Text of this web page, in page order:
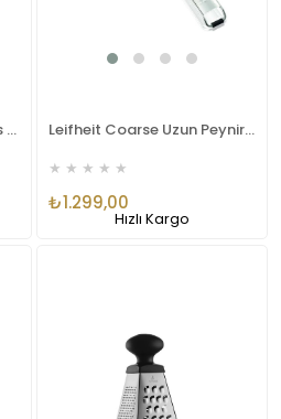
Aryıldız Ar249871 Protools Rende Small
Leifheit Coarse Uzun Peynir Rendesi LFH3080
★ ★ ★ ★ ★
₺1.299,00
Hızlı Kargo